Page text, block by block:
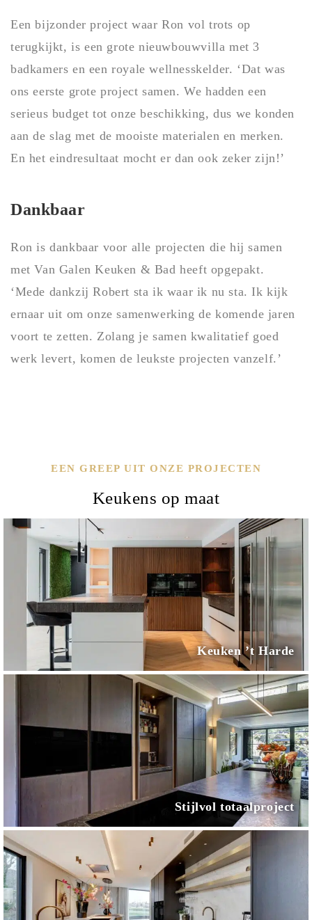
Een bijzonder project waar Ron vol trots op
terugkijkt, is een grote nieuwbouwvilla met 3
badkamers en een royale wellnesskelder. ‘Dat was
ons eerste grote project samen. We hadden een
serieus budget tot onze beschikking, dus we konden
aan de slag met de mooiste materialen en merken.
En het eindresultaat mocht er dan ook zeker zijn!’
Dankbaar
Ron is dankbaar voor alle projecten die hij samen
met Van Galen Keuken & Bad heeft opgepakt.
‘Mede dankzij Robert sta ik waar ik nu sta. Ik kijk
ernaar uit om onze samenwerking de komende jaren
voort te zetten. Zolang je samen kwalitatief goed
werk levert, komen de leukste projecten vanzelf.’
EEN GREEP UIT ONZE PROJECTEN
Keukens op maat
Keuken ’t Harde
Stijlvol totaalproject